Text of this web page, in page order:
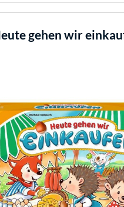
gehen wir